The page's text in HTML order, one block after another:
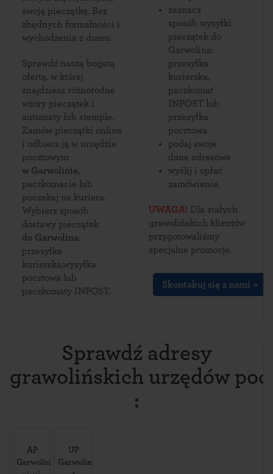
swoją pieczątkę. Bez
zbędnych formalności i
wychodzenia z domu.
Sprawdź naszą bogatą
ofertę, w której
znajdziesz różnorodne
wzory pieczątek i
automaty lub stemple.
Zamów pieczątki online
i odbierz ją w urzędzie
pocztowym
w Garwolinie,
paczkomacie lub
poczekaj na kuriera.
Wybierz sposób
dostawy pieczątek
do Garwolina:
przesyłka
kurierska,wysyłka
pocztowa lub
paczkomaty INPOST.
zaznacz
sposób wysyłki
pieczątek do
Garwolina:
przesyłka
kurierska,
paczkomat
INPOST lub
przesyłka
pocztowa
podaj swoje
dane adresowe
wyślij i opłać
zamówienie.
UWAGA! Dla stałych
grawolińskich klientów
przygotowaliśmy
specjalne promocje.
Skontakuj się z nami »
Sprawdź adresy
grawolińskich urzędów
:
AP
Garwolin
UP
Garwolin